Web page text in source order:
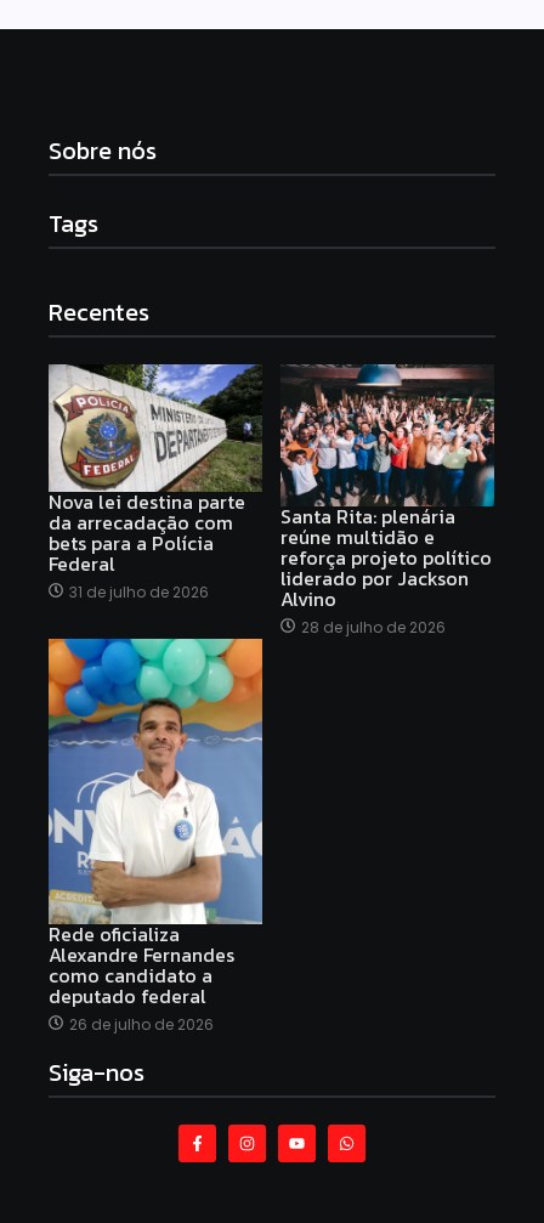
Sobre nós
Tags
Recentes
Nova lei destina parte
da arrecadação com
bets para a Polícia
Federal
31 de julho de 2026
Santa Rita: plenária
reúne multidão e
reforça projeto político
liderado por Jackson
Alvino
28 de julho de 2026
Rede oficializa
Alexandre Fernandes
como candidato a
deputado federal
26 de julho de 2026
Siga-nos